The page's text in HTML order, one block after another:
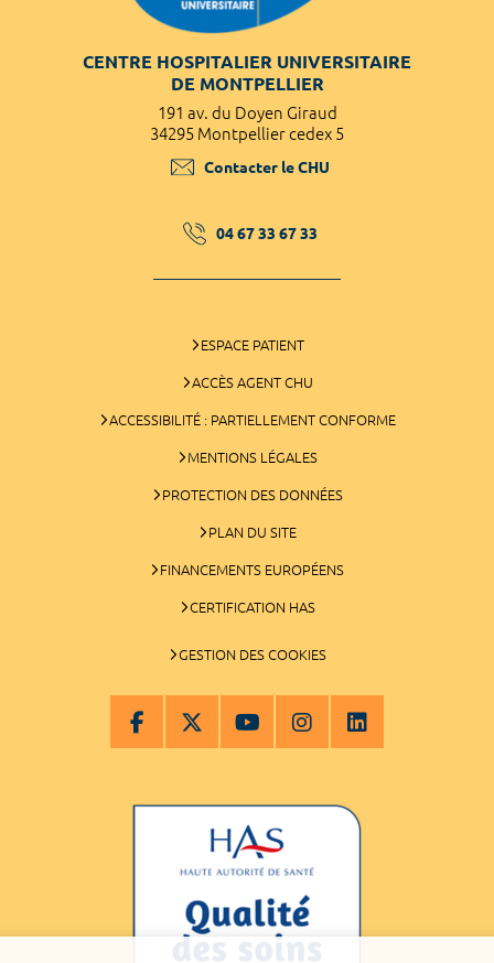
CENTRE HOSPITALIER UNIVERSITAIRE
DE MONTPELLIER
191 av. du Doyen Giraud
34295 Montpellier cedex 5
Contacter le CHU
04 67 33 67 33
ESPACE PATIENT
ACCÈS AGENT CHU
ACCESSIBILITÉ : PARTIELLEMENT CONFORME
MENTIONS LÉGALES
PROTECTION DES DONNÉES
PLAN DU SITE
FINANCEMENTS EUROPÉENS
CERTIFICATION HAS
GESTION DES COOKIES